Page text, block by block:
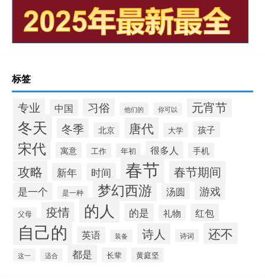
标签
专业 中国 习俗 他们的 你可以 元宵节
冬天 冬季 北京 唐代 大学 孩子
宋代 寓意 工作 年初 很多人 手机
攻略 新年 时间 春节 春节期间
是一个 是一种 梦幻西游 汤圆 游戏
父母 疫情 的人 的是 礼物 红包
自己的 英语 装备 诗人 诗词 还不
这一 适合 都是 长辈 黄庭坚